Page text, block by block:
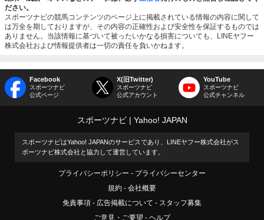
ださい。
スポーツナビの競馬コンテンツのページ上に掲載されている情報の内容に関して
は万全を期しておりますが、その内容の正確性および安全性を保証するものでは
ありません。当該情報に基づいて被ったいかなる損害についても、LINEヤフー
株式会社および情報提供者は一切の責任を負いかねます。
Facebook
スポーツナビ
公式ページ
X(旧Twitter)
スポーツナビ
公式アカウント
YouTube
スポーツナビ
公式チャンネル
スポーツナビ Yahoo! JAPAN
スポーツナビはYahoo! JAPANのサービスであり、LINEヤフー株式会社がス
ポーツナビ株式会社と協力して運営しています。
プライバシーポリシー
プライバシーセンター
規約
会社概要
免責事項
広告掲載について
スタッフ募集
ご意見・ご要望
ヘルプ